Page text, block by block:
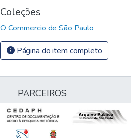
Coleções
O Commercio de São Paulo
Página do item completo
PARCEIROS